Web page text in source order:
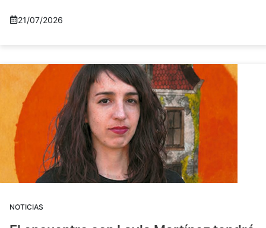
21/07/2026
NOTICIAS